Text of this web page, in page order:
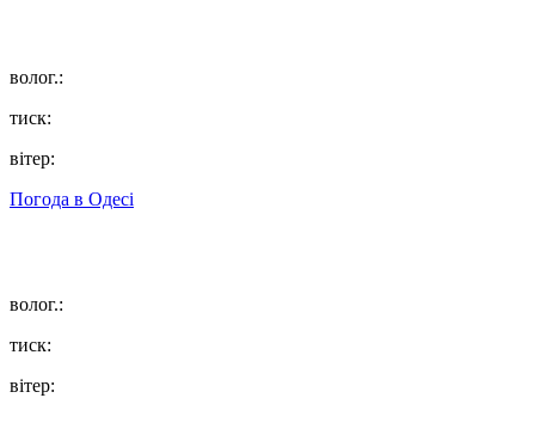
волог.:
тиск:
вітер:
Погода в Одесі
волог.:
тиск:
вітер: